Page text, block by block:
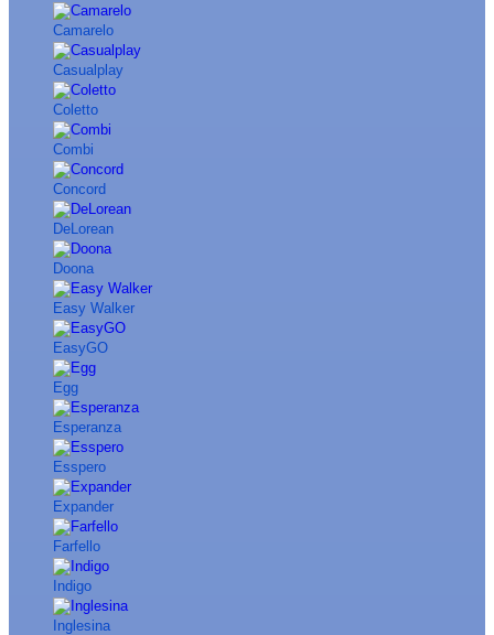
Camarelo
Casualplay
Coletto
Combi
Concord
DeLorean
Doona
Easy Walker
EasyGO
Egg
Esperanza
Esspero
Expander
Farfello
Indigo
Inglesina